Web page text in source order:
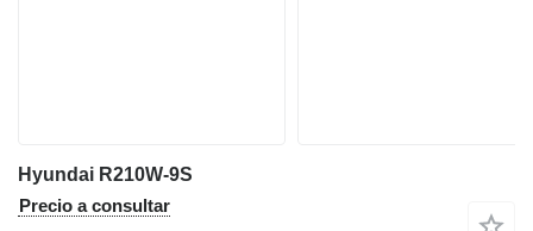
Hyundai R210W-9S
Precio a consultar